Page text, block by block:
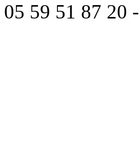
05 59 51 87 20 -